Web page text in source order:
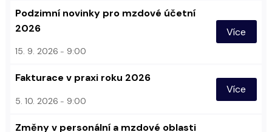
Podzimní novinky pro mzdové účetní
2026
15. 9. 2026 9:00
Více
Fakturace v praxi roku 2026
5. 10. 2026 9:00
Více
Změny v personální a mzdové oblasti